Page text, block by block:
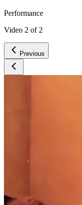
Performance
Video 2 of 2
Previous